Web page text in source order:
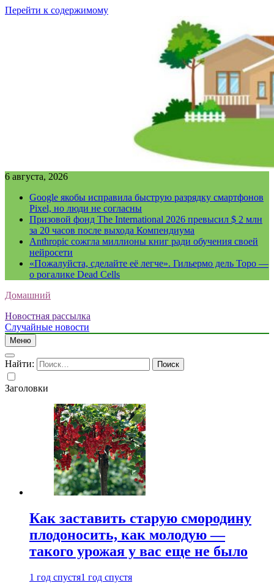
Перейти к содержимому
6 августа, 2026
Google якобы исправила быструю разрядку смартфонов
Pixel, но люди не согласны
Призовой фонд The International 2026 превысил $ 2 млн
за 20 часов после выхода Компендиума
Anthropic сожгла миллионы книг ради обучения своей
нейросети
«Пожалуйста, сделайте её легче». Гильермо дель Торо —
о рогалике Dead Cells
Домашний
Новостная рассылка
Случайные новости
Меню
Найти:
Заголовки
Как заставить старую смородину
плодоносить, как молодую —
такого урожая у вас еще не было
1 год спустя1 год спустя